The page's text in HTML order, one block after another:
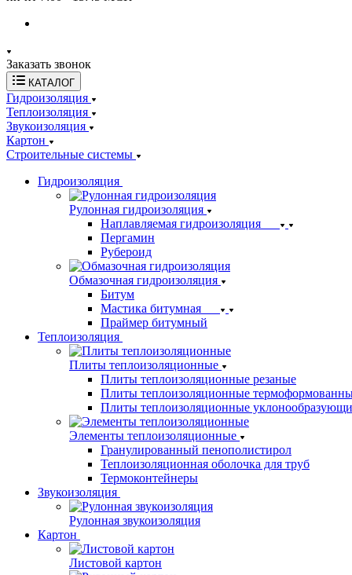
Заказать звонок
КАТАЛОГ
Гидроизоляция
Теплоизоляция
Звукоизоляция
Картон
Строительные системы
Гидроизоляция
Рулонная гидроизоляция
Наплавляемая гидроизоляция
Пергамин
Рубероид
Обмазочная гидроизоляция
Битум
Мастика битумная
Праймер битумный
Теплоизоляция
Плиты теплоизоляционные
Плиты теплоизоляционные резаные
Плиты теплоизоляционные
Плиты теплоизоляционные
Элементы теплоизоляционные
Гранулированный пенополистирол
Теплоизоляционная оболочка для труб
Термоконтейнеры
Звукоизоляция
Рулонная звукоизоляция
Картон
Листовой картон